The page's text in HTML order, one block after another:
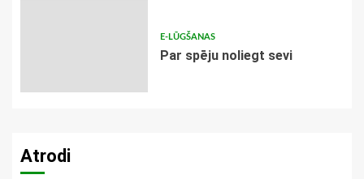
E-LŪGŠANAS
Par spēju noliegt sevi
Atrodi